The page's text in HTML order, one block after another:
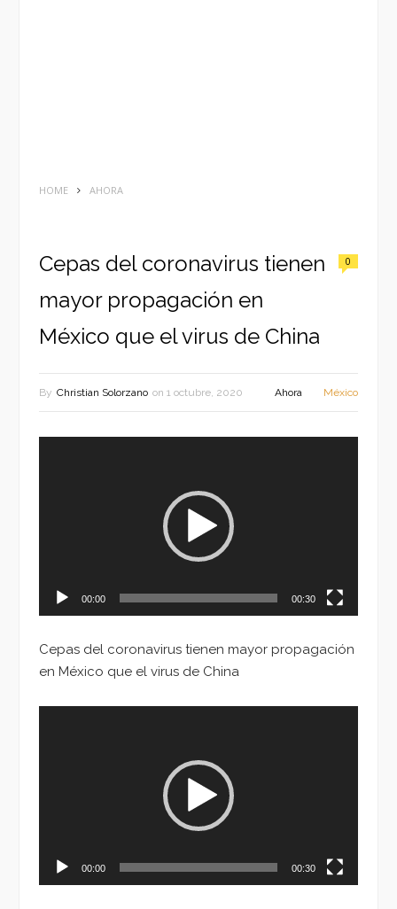
HOME AHORA
Cepas del coronavirus tienen
mayor propagación en
México que el virus de China
0
By Christian Solorzano on 1 octubre, 2020 Ahora México
00:00 00:30
Cepas del coronavirus tienen mayor propagación
en México que el virus de China
00:00 00:30